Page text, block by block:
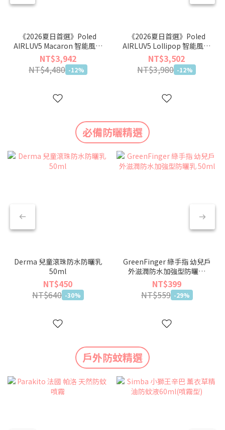
《2026夏日首選》Poled
AIRLUV5 Macaron 智能風扇
涼感墊
NT$3,942
NT$4,480 -12%
《2026夏日首選》Poled
AIRLUV5 Lollipop 智能風扇
涼感墊
NT$3,502
NT$3,980 -12%
必備防曬精選
Derma 兒童滾珠防水防曬乳
50ml
NT$450
NT$640 -30%
GreenFinger 綠手指 幼兒戶
外滋潤防水加強型防曬乳
50ml
NT$399
NT$559 -29%
戶外防蚊精選